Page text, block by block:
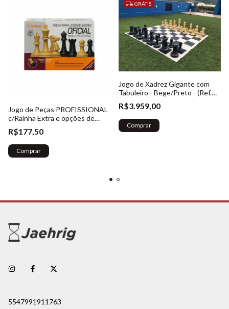
Jogo de Peças PROFISSIONAL
c/Rainha Extra e opções de
Cores - (Ref. 002)
R$177,50
Comprar
GRÁTIS
Jogo de Xadrez Gigante com
Tabuleiro - Bege/Preto - (Ref.
023)
R$3.959,00
Comprar
5547991911763